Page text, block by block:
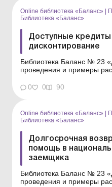
Online библиотека «Баланс» |
Библиотека «Баланс»
Доступные кредиты
дисконтирование
Библиотека Баланс № 23
проведения и примеры
кредиты 5–7–9 %», нужно
долгосрочную
0 0 90
Online библиотека «Баланс»
Библиотека «Баланс»
Долгосрочная
помощь в
заемщика
Библиотека Баланс № 23
проведения и примеры